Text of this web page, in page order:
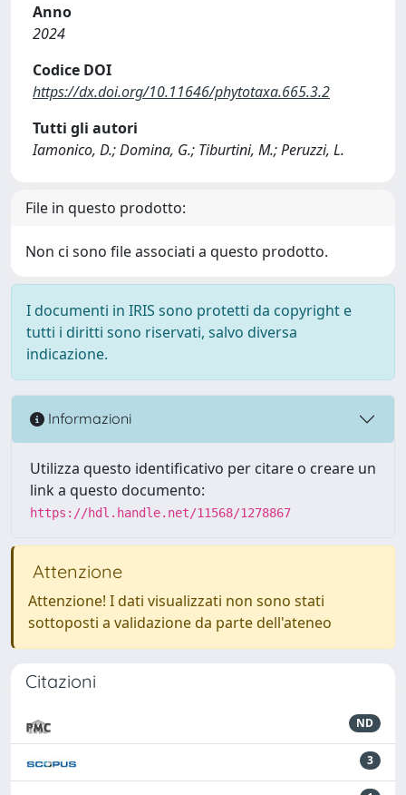
Anno
2024
Codice DOI
https://dx.doi.org/10.11646/phytotaxa.665.3.2
Tutti gli autori
Iamonico, D.; Domina, G.; Tiburtini, M.; Peruzzi, L.
File in questo prodotto:
Non ci sono file associati a questo prodotto.
I documenti in IRIS sono protetti da copyright e
tutti i diritti sono riservati, salvo diversa
indicazione.
Informazioni
Utilizza questo identificativo per citare o creare un
link a questo documento:
https://hdl.handle.net/11568/1278867
Attenzione
Attenzione! I dati visualizzati non sono stati
sottoposti a validazione da parte dell'ateneo
Citazioni
ND
3